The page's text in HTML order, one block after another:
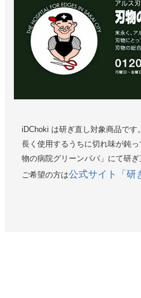
iDChoki は研ぎ直し対象商品です。
長く使用するうちに切れ味が鈍
物の病院グリーンパパ」にて研
ご希望の方は公式サイト「研